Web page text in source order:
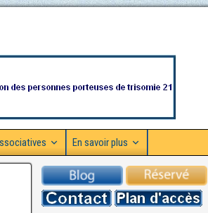
En savoir plus